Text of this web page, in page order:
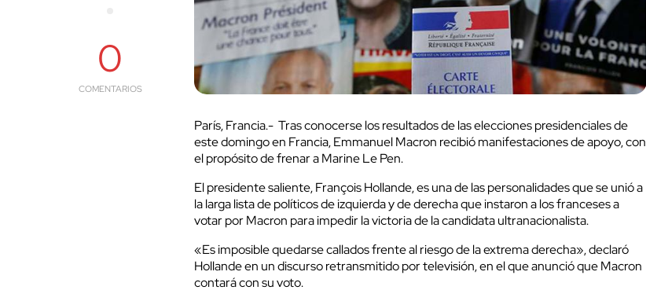
0
COMENTARIOS
París, Francia.- Tras conocerse los resultados de las elecciones presidenciales de
este domingo en Francia, Emmanuel Macron recibió manifestaciones de apoyo, con
el propósito de frenar a Marine Le Pen.
El presidente saliente, François Hollande, es una de las personalidades que se unió a
la larga lista de políticos de izquierda y de derecha que instaron a los franceses a
votar por Macron para impedir la victoria de la candidata ultranacionalista.
«Es imposible quedarse callados frente al riesgo de la extrema derecha», declaró
Hollande en un discurso retransmitido por televisión, en el que anunció que Macron
contará con su voto.